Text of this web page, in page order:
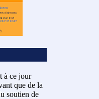
à ce jour
que de la
soutien de